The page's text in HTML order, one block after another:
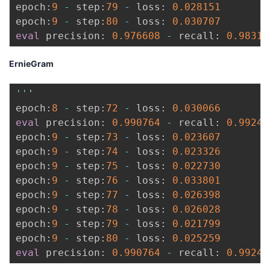
epoch : 9 - step : 79 - loss :
0.028151
epoch : 9 - step : 80 - loss :
0.030707
eval
precision : 0.976608 - recall :
ErnieGram
'' '
epoch : 8 - step : 72 - loss :
0.030066
eval
precision : 0.990764 - recall :
epoch : 9 - step : 73 - loss :
0.023607
epoch : 9 - step : 74 - loss :
0.023326
epoch : 9 - step : 75 - loss :
0.022730
epoch : 9 - step : 76 - loss :
0.033801
epoch : 9 - step : 77 - loss :
0.026398
epoch : 9 - step : 78 - loss :
0.026028
epoch : 9 - step : 79 - loss :
0.021799
epoch : 9 - step : 80 - loss :
0.025259
eval
precision : 0.990764 - recall :